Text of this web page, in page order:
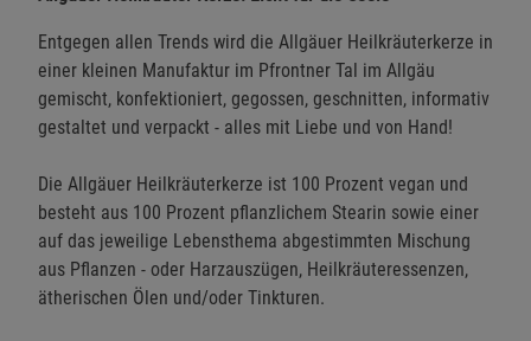
Entgegen allen Trends wird die Allgäuer Heilkräuterkerze in
einer kleinen Manufaktur im Pfrontner Tal im Allgäu
gemischt, konfektioniert, gegossen, geschnitten, informativ
gestaltet und verpackt - alles mit Liebe und von Hand!
Die Allgäuer Heilkräuterkerze ist 100 Prozent vegan und
besteht aus 100 Prozent pflanzlichem Stearin sowie einer
auf das jeweilige Lebensthema abgestimmten Mischung
aus Pflanzen - oder Harzauszügen, Heilkräuteressenzen,
ätherischen Ölen und/oder Tinkturen.